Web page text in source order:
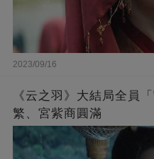
2023/09/16
《云之羽》大結局全員
繁、宮紫商圓滿